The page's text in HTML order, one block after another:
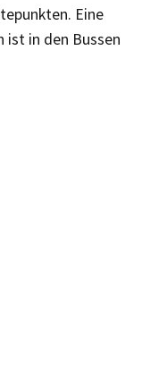
Eine
ist in den Bussen